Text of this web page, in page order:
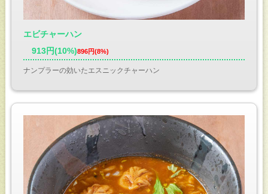
エビチャーハン
913円(10%)896円(8%)
ナンプラーの効いたエスニックチャーハン